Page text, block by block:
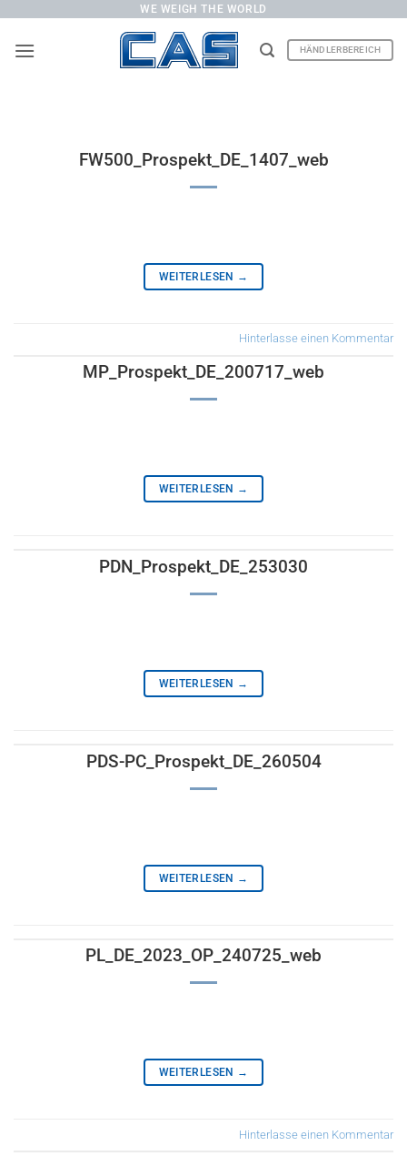
springen
WE WEIGH THE WORLD
HÄNDLERBEREICH
FW500_Prospekt_DE_1407_web
WEITERLESEN →
Hinterlasse einen Kommentar
MP_Prospekt_DE_200717_web
WEITERLESEN →
PDN_Prospekt_DE_253030
WEITERLESEN →
PDS-PC_Prospekt_DE_260504
WEITERLESEN →
PL_DE_2023_OP_240725_web
WEITERLESEN →
Hinterlasse einen Kommentar